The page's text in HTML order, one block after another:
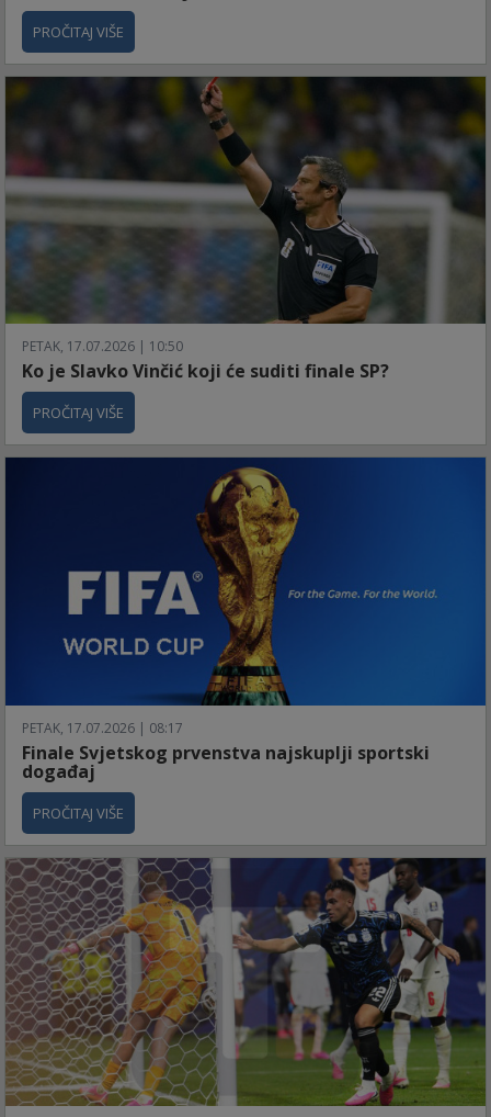
PROČITAJ VIŠE
PETAK, 17.07.2026 | 10:50
Ko je Slavko Vinčić koji će suditi finale SP?
PROČITAJ VIŠE
PETAK, 17.07.2026 | 08:17
Finale Svjetskog prvenstva najskuplji sportski
događaj
PROČITAJ VIŠE